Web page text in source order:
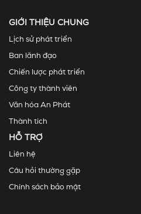
GIỚI THIỆU CHUNG
Lịch sử phát triển
Ban lãnh đạo
Chiến lược phát triển
Công ty thành viên
Văn hóa An Phát
Thành tích
HỖ TRỢ
Liên hệ
Câu hỏi thường gặp
Chính sách bảo mật